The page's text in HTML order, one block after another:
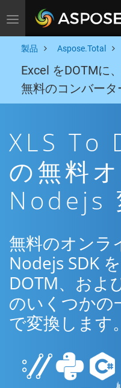
Toggle navigation
製品 Aspose.Total
Excel をDOTMに
無料のコンバータ
XLS To
の無料
Nodejs
無料のオンラ
Nodejs SDK
DOTM、およ
のいくつかの
で変換します。